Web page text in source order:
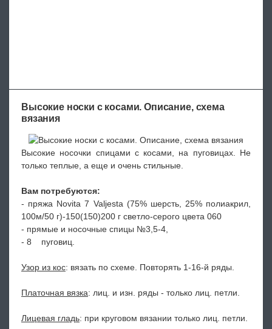
Высокие носки с косами. Описание, схема
вязания
Высокие носочки спицами с косами, на пуговицах. Не
только теплые, а еще и очень стильные.
Вам потребуются:
- пряжа Novita 7 Valjesta (75% шерсть, 25% полиакрил,
100м/50 г)-150(150)200 г светло-серого цвета 060
- прямые и носочные спицы №3,5-4,
- 8 пуговиц.
Узор из кос: вязать по схеме. Повторять 1-16-й ряды.
Платочная вязка: лиц. и изн. ряды - только лиц. петли.
Лицевая гладь: при круговом вязании только лиц. петли.